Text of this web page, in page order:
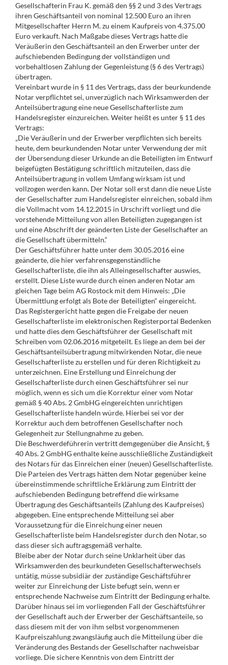
Gesellschafterin Frau K. gemäß den §§ 2 und 3 des Vertrags
ihren Geschäftsanteil von nominal 12.500 Euro an ihren
Mitgesellschafter Herrn M. zu einem Kaufpreis von 4.375.00
Euro verkauft. Nach Maßgabe dieses Vertrags hatte die
Veräußerin den Geschäftsanteil an den Erwerber unter der
aufschiebenden Bedingung der vollständigen und
vorbehaltlosen Zahlung der Gegenleistung (§ 6 des Vertrags)
übertragen.
Vereinbart wurde in § 11 des Vertrags, dass der beurkundende
Notar verpflichtet sei, unverzüglich nach Wirksamwerden der
Anteilsübertragung eine neue Gesellschafterliste zum
Handelsregister einzureichen. Weiter heißt es unter § 11 des
Vertrags:
„Die Veräußerin und der Erwerber verpflichten sich bereits
heute, dem beurkundenden Notar unter Verwendung der mit
der Übersendung dieser Urkunde an die Beteiligten im Entwurf
beigefügten Bestätigung schriftlich mitzuteilen, dass die
Anteilsübertragung in vollem Umfang wirksam ist und
vollzogen werden kann. Der Notar soll erst dann die neue Liste
der Gesellschafter zum Handelsregister einreichen, sobald ihm
die Vollmacht vom 14.12.2015 in Urschrift vorliegt und die
vorstehende Mitteilung von allen Beteiligten zugegangen ist
und eine Abschrift der geänderten Liste der Gesellschafter an
die Gesellschaft übermitteln.“
Der Geschäftsführer hatte unter dem 30.05.2016 eine
geänderte, die hier verfahrensgegenständliche
Gesellschafterliste, die ihn als Alleingesellschafter auswies,
erstellt. Diese Liste wurde durch einen anderen Notar am
gleichen Tage beim AG Rostock mit dem Hinweis: „Die
Übermittlung erfolgt als Bote der Beteiligten“ eingereicht.
Das Registergericht hatte gegen die Freigabe der neuen
Gesellschafterliste im elektronischen Registerportal Bedenken
und hatte dies dem Geschäftsführer der Gesellschaft mit
Schreiben vom 02.06.2016 mitgeteilt. Es liege an dem bei der
Geschäftsanteilsübertragung mitwirkenden Notar, die neue
Gesellschafterliste zu erstellen und für deren Richtigkeit zu
unterzeichnen. Eine Erstellung und Einreichung der
Gesellschafterliste durch einen Geschäftsführer sei nur
möglich, wenn es sich um die Korrektur einer vom Notar
gemäß § 40 Abs. 2 GmbHG eingereichten unrichtigen
Gesellschafterliste handeln würde. Hierbei sei vor der
Korrektur auch dem betroffenen Gesellschafter noch
Gelegenheit zur Stellungnahme zu geben.
Die Beschwerdeführerin vertritt demgegenüber die Ansicht, §
40 Abs. 2 GmbHG enthalte keine ausschließliche Zuständigkeit
des Notars für das Einreichen einer (neuen) Gesellschafterliste.
Die Parteien des Vertrags hätten dem Notar gegenüber keine
übereinstimmende schriftliche Erklärung zum Eintritt der
aufschiebenden Bedingung betreffend die wirksame
Übertragung des Geschäftsanteils (Zahlung des Kaufpreises)
abgegeben. Eine entsprechende Mitteilung sei aber
Voraussetzung für die Einreichung einer neuen
Gesellschafterliste beim Handelsregister durch den Notar, so
dass dieser sich auftragsgemäß verhalte.
Bleibe aber der Notar durch seine Unklarheit über das
Wirksamwerden des beurkundeten Gesellschafterwechsels
untätig, müsse subsidiär der zuständige Geschäftsführer
weiter zur Einreichung der Liste befugt sein, wenn er
entsprechende Nachweise zum Eintritt der Bedingung erhalte.
Darüber hinaus sei im vorliegenden Fall der Geschäftsführer
der Gesellschaft auch der Erwerber der Geschäftsanteile, so
dass diesem mit der von ihm selbst vorgenommenen
Kaufpreiszahlung zwangsläufig auch die Mitteilung über die
Veränderung des Bestands der Gesellschafter nachweisbar
vorliege. Die sichere Kenntnis von dem Eintritt der